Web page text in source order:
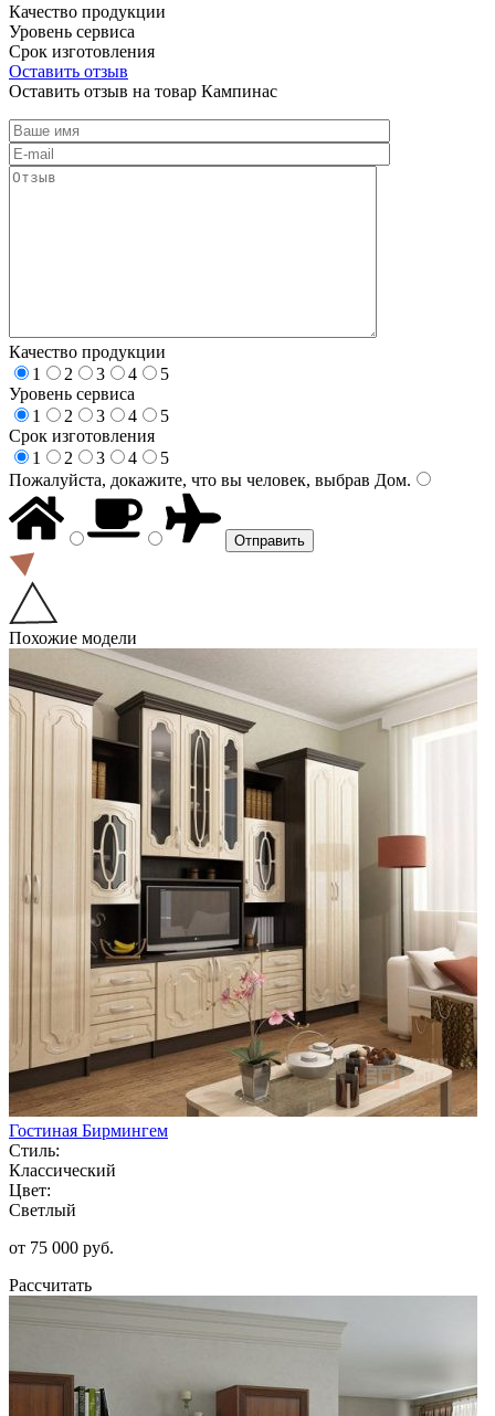
Качество продукции
Уровень сервиса
Срок изготовления
Оставить отзыв
Оставить отзыв на товар Кампинас
Качество продукции
1
2 3 4
5
Уровень сервиса
1
2 3 4
5
Срок изготовления
1
2 3 4
5
Пожалуйста, докажите, что вы человек, выбрав Дом.
Похожие модели
Гостиная Бирмингем
Стиль:
Классический
Цвет:
Светлый
от 75 000 руб.
Рассчитать